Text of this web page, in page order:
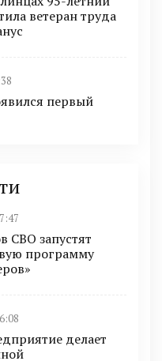
ветеран труда
первый
СВО запустят
программу
делает